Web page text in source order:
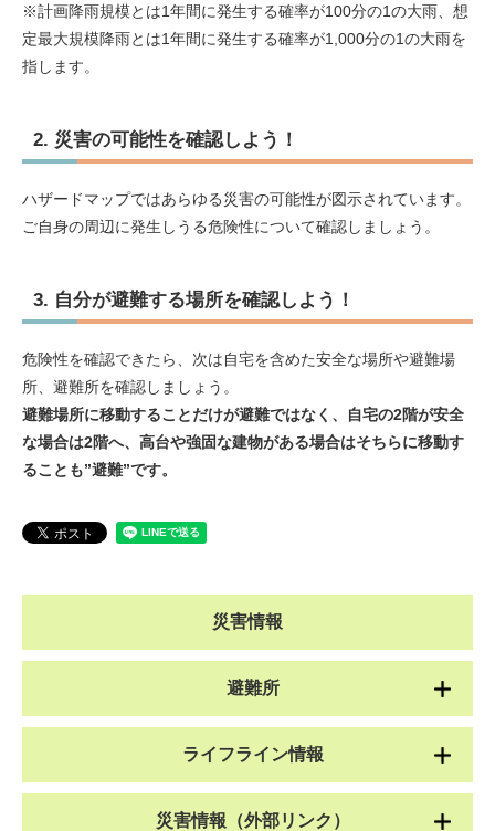
※計画降雨規模とは1年間に発生する確率が100分の1の大雨、想
定最大規模降雨とは1年間に発生する確率が1,000分の1の大雨を
指します。
2. 災害の可能性を確認しよう！
ハザードマップではあらゆる災害の可能性が図示されています。
ご自身の周辺に発生しうる危険性について確認しましょう。
3. 自分が避難する場所を確認しよう！
危険性を確認できたら、次は自宅を含めた安全な場所や避難場
所、避難所を確認しましょう。
避難場所に移動することだけが避難ではなく、自宅の2階が安全
な場合は2階へ、高台や強固な建物がある場合はそちらに移動す
ることも”避難”です。
災害情報
避難所
ライフライン情報
災害情報（外部リンク）